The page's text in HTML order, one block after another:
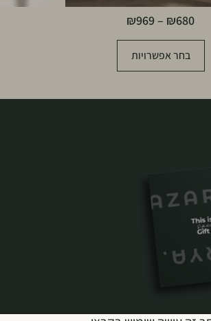
₪680
–
₪969
בחר אפשרויות